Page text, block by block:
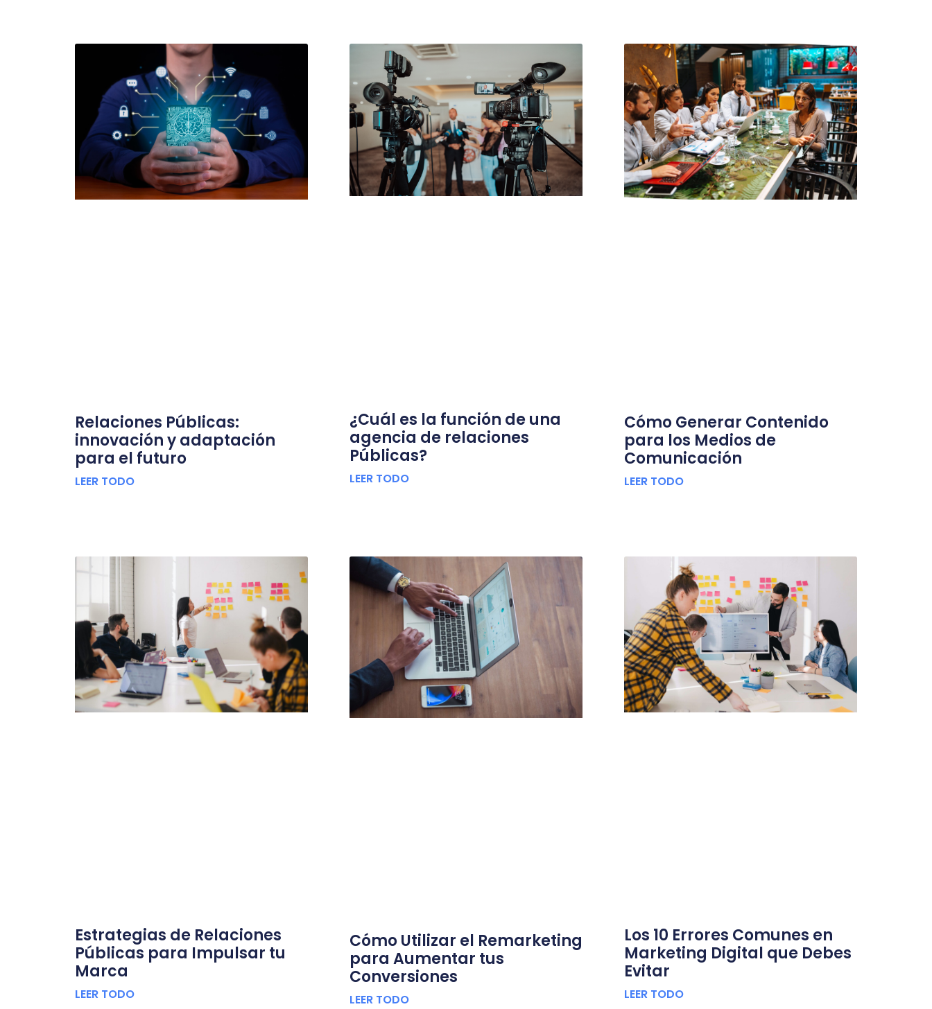
Relaciones Públicas:
innovación y adaptación
para el futuro
LEER TODO
¿Cuál es la función de una
agencia de relaciones
Públicas?
LEER TODO
Cómo Generar Contenido
para los Medios de
Comunicación
LEER TODO
Estrategias de Relaciones
Públicas para Impulsar tu
Marca
LEER TODO
Cómo Utilizar el Remarketing
para Aumentar tus
Conversiones
LEER TODO
Los 10 Errores Comunes en
Marketing Digital que Debes
Evitar
LEER TODO